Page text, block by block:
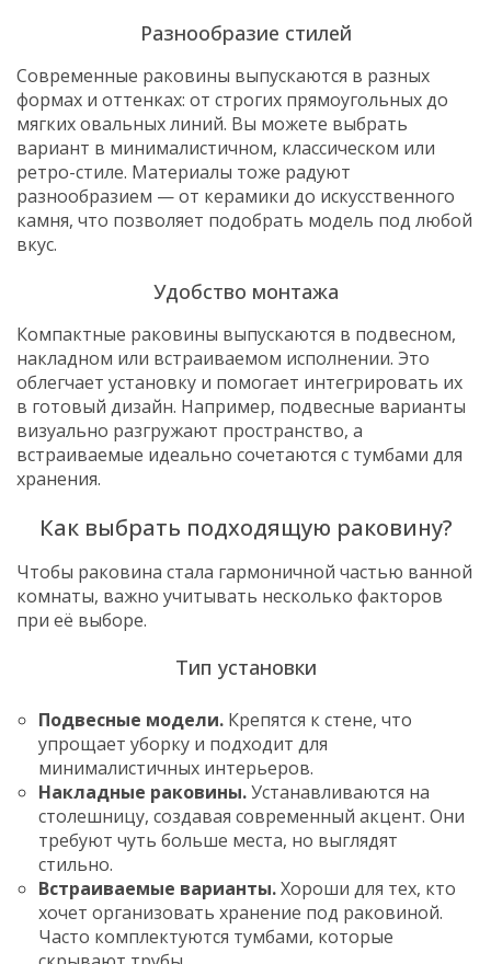
Разнообразие стилей
Современные раковины выпускаются в разных
формах и оттенках: от строгих прямоугольных до
мягких овальных линий. Вы можете выбрать
вариант в минималистичном, классическом или
ретро-стиле. Материалы тоже радуют
разнообразием — от керамики до искусственного
камня, что позволяет подобрать модель под любой
вкус.
Удобство монтажа
Компактные раковины выпускаются в подвесном,
накладном или встраиваемом исполнении. Это
облегчает установку и помогает интегрировать их
в готовый дизайн. Например, подвесные варианты
визуально разгружают пространство, а
встраиваемые идеально сочетаются с тумбами для
хранения.
Как выбрать подходящую раковину?
Чтобы раковина стала гармоничной частью ванной
комнаты, важно учитывать несколько факторов
при её выборе.
Тип установки
Подвесные модели. Крепятся к стене, что
упрощает уборку и подходит для
минималистичных интерьеров.
Накладные раковины.Устанавливаются на
столешницу, создавая современный акцент. Они
требуют чуть больше места, но выглядят
стильно.
Встраиваемые варианты.Хороши для тех, кто
хочет организовать хранение под раковиной.
Часто комплектуются тумбами, которые